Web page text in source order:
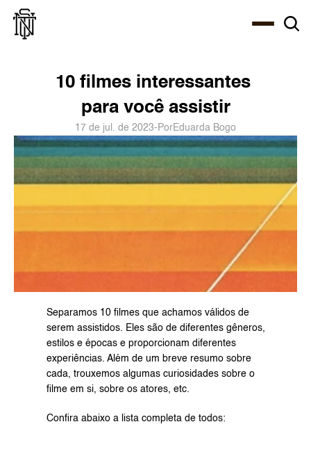
10 filmes interessantes
para você assistir
17 de jul. de 2023- PorEduarda Bogo
Separamos 10 filmes que achamos válidos de
serem assistidos. Eles são de diferentes gêneros,
estilos e épocas e proporcionam diferentes
experiências. Além de um breve resumo sobre
cada, trouxemos algumas curiosidades sobre o
filme em si, sobre os atores, etc.
Confira abaixo a lista completa de todos: